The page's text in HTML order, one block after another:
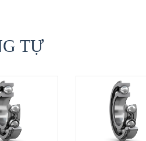
TỰ